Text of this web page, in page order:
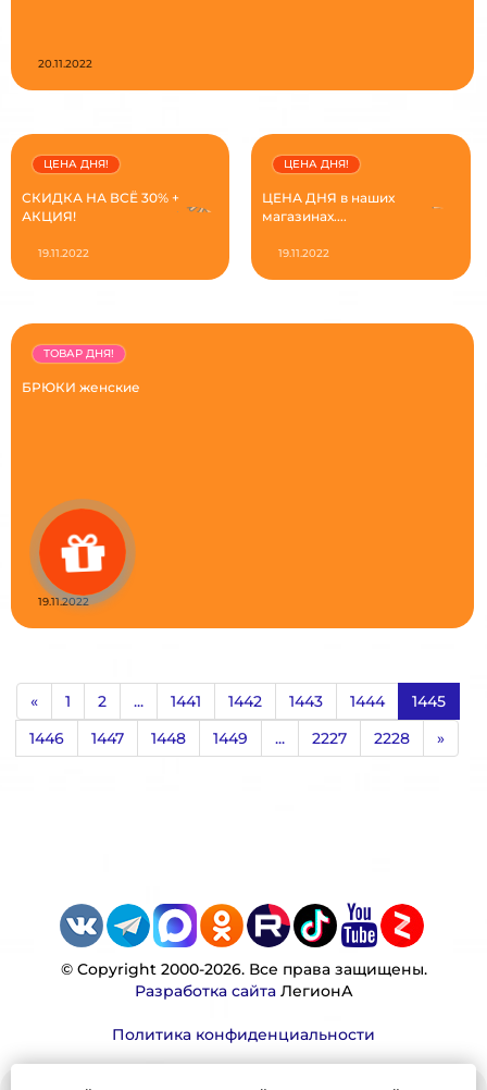
20.11.2022
СКИДКА НА ВСЁ 30% +
АКЦИЯ!
ЦЕНА ДНЯ!
19.11.2022
ЦЕНА ДНЯ в наших
магазинах....
ЦЕНА ДНЯ!
19.11.2022
БРЮКИ женские
ТОВАР ДНЯ!
19.11.2022
« 1 2 ... 1441 1442 1443 1444
1445
1446
1447 1448 1449 ... 2227 2228 »
© Copyright 2000-2026. Все права защищены.
Разработка сайтаЛегионА
Политика конфиденциальности